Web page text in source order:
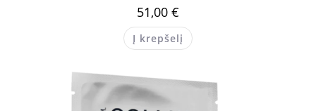
51,00 €
Į krepšelį